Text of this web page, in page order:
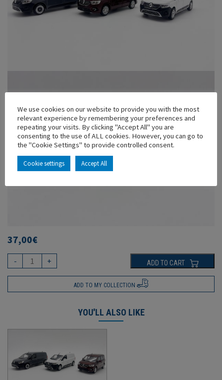
37,00€
- + ADD TO CART
ADD TO MY COLLECTION
YOU'LL ALSO LIKE
We use cookies on our website to provide you with the most
relevant experience by remembering your preferences and
repeating your visits. By clicking "Accept All" you are
consenting to the use of ALL cookies. However, you can go to
the "Cookie Settings" to provide controlled consent.
Cookie settings Accept All